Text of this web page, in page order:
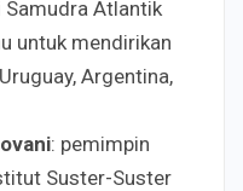
Samudra Atlantik
untuk mendirikan
Argentina,
: pemimpin
Suster-Suster